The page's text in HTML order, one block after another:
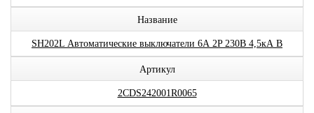
Название
SH202L Автоматические выключатели 6А 2P 230В 4,5кА B
Артикул
2CDS242001R0065